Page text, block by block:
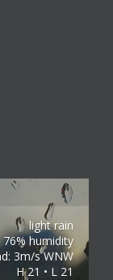
light rain
76% humidity
3m/s WNW
H 21 • L 21